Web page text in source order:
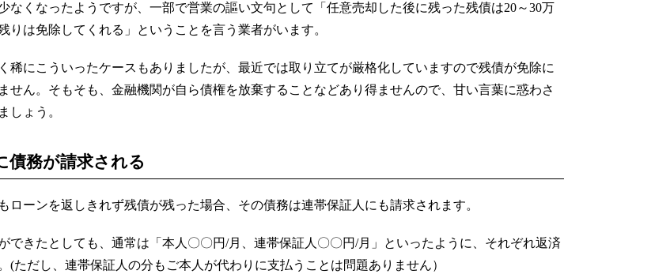
なくなったようですが、一部で営業の謳い文句として「任意売却した後に残った残債は20～30万
りは免除してくれる」ということを言う業者がいます。
稀にこういったケースもありましたが、最近では取り立てが厳格化していますので残債が免除に
せん。そもそも、金融機関が自ら債権を放棄することなどあり得ませんので、甘い言葉に惑わさ
しょう。
債務が請求される
ローンを返しきれず残債が残った場合、その債務は連帯保証人にも請求されます。
できたとしても、通常は「本人〇〇円/月、連帯保証人〇〇円/月」といったように、それぞれ返済
(ただし、連帯保証人の分もご本人が代わりに支払うことは問題ありません）